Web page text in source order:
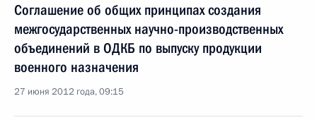
Соглашение об общих принципах создания
межгосударственных научно-производственных
объединений в ОДКБ по выпуску продукции
военного назначения
27 июня 2012 года, 09:15